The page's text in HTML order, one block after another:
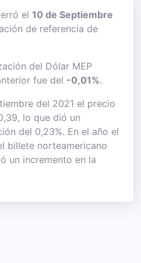
el 10 de Septiembre
de referencia de
del Dólar MEP
fue del -0,01%.
del 2021 el precio
lo que dió un
del 0,23%. En el año el
billete norteamericano
un incremento en la